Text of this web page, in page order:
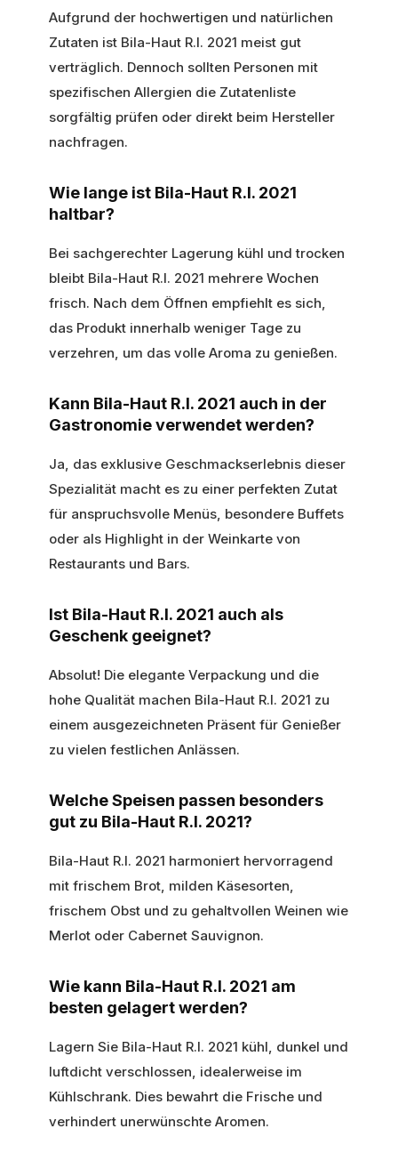
Aufgrund der hochwertigen und natürlichen
Zutaten ist Bila-Haut R.I. 2021 meist gut
verträglich. Dennoch sollten Personen mit
spezifischen Allergien die Zutatenliste
sorgfältig prüfen oder direkt beim Hersteller
nachfragen.
Wie lange ist Bila-Haut R.I. 2021
haltbar?
Bei sachgerechter Lagerung kühl und trocken
bleibt Bila-Haut R.I. 2021 mehrere Wochen
frisch. Nach dem Öffnen empfiehlt es sich,
das Produkt innerhalb weniger Tage zu
verzehren, um das volle Aroma zu genießen.
Kann Bila-Haut R.I. 2021 auch in der
Gastronomie verwendet werden?
Ja, das exklusive Geschmackserlebnis dieser
Spezialität macht es zu einer perfekten Zutat
für anspruchsvolle Menüs, besondere Buffets
oder als Highlight in der Weinkarte von
Restaurants und Bars.
Ist Bila-Haut R.I. 2021 auch als
Geschenk geeignet?
Absolut! Die elegante Verpackung und die
hohe Qualität machen Bila-Haut R.I. 2021 zu
einem ausgezeichneten Präsent für Genießer
zu vielen festlichen Anlässen.
Welche Speisen passen besonders
gut zu Bila-Haut R.I. 2021?
Bila-Haut R.I. 2021 harmoniert hervorragend
mit frischem Brot, milden Käsesorten,
frischem Obst und zu gehaltvollen Weinen wie
Merlot oder Cabernet Sauvignon.
Wie kann Bila-Haut R.I. 2021 am
besten gelagert werden?
Lagern Sie Bila-Haut R.I. 2021 kühl, dunkel und
luftdicht verschlossen, idealerweise im
Kühlschrank. Dies bewahrt die Frische und
verhindert unerwünschte Aromen.